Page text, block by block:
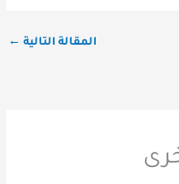
المقالة التالية ←